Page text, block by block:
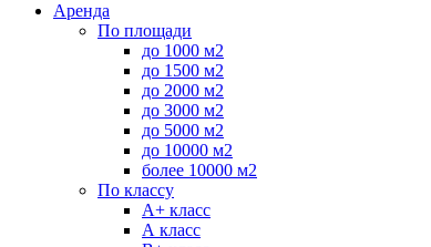
Аренда
По площади
до 1000 м2
до 1500 м2
до 2000 м2
до 3000 м2
до 5000 м2
до 10000 м2
более 10000 м2
По классу
А+ класс
А класс